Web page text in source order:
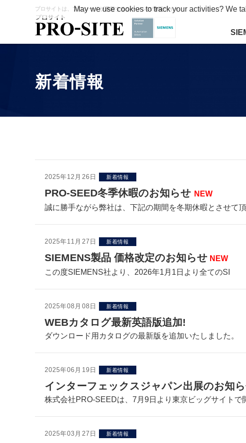
プロサイトは、プロシードが運営するシーメンス情報サイト
新着情報
2025年12月26日 新着情報
PRO-SEED冬季休暇のお知らせ NEW
誠に勝手ながら弊社は、下記の期間を冬期休暇とさせて頂
2025年11月27日 新着情報
SIEMENS製品 価格改定のお知らせ NEW
この度SIEMENS社より、2026年1月1日より全てのSI
2025年08月08日 新着情報
WEBカタログ最新英語版追加!
ダウンロード用カタログの最新版を追加いたしました。
2025年06月19日 新着情報
インターフェックスジャパン出展のお知
株式会社PRO-SEEDは、7月9日より東京ビッグサイトで
2025年03月27日 新着情報
May we use cookies to track your activities? We